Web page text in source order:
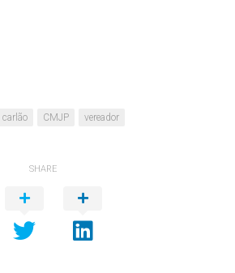
carlão CMJP vereador
SHARE